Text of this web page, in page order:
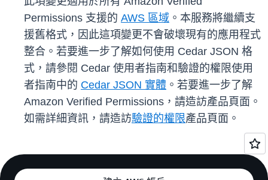
Permissions 支援的 AWS 區域 。本服務將繼續支
援舊格式，因此這項變更不會破壞現有的應用程式
整合。若要進一步了解如何使用 Cedar JSON 格
式，請參閱 Cedar 使用者指南和驗證的權限使用
者指南中的 Cedar JSON 實體 。若要進一步了解
Amazon Verified Permissions，請造訪產品頁面。
如需詳細資訊，請造訪驗證的權限產品頁面。